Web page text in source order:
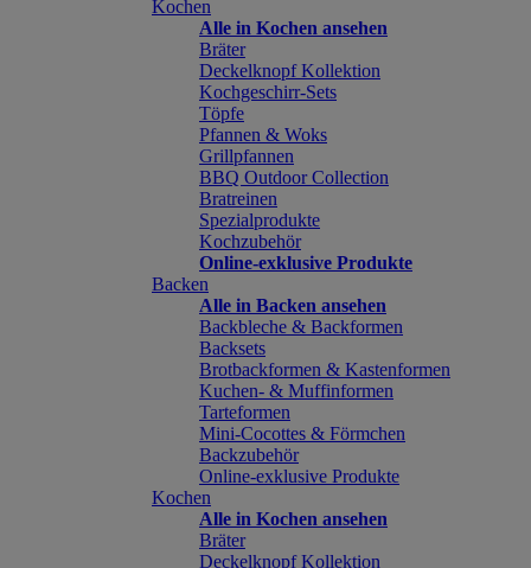
Kochen
Alle in Kochen ansehen
Bräter
Deckelknopf Kollektion
Kochgeschirr-Sets
Töpfe
Pfannen & Woks
Grillpfannen
BBQ Outdoor Collection
Bratreinen
Spezialprodukte
Kochzubehör
Online-exklusive Produkte
Backen
Alle in Backen ansehen
Backbleche & Backformen
Backsets
Brotbackformen & Kastenformen
Kuchen- & Muffinformen
Tarteformen
Mini-Cocottes & Förmchen
Backzubehör
Online-exklusive Produkte
Kochen
Alle in Kochen ansehen
Bräter
Deckelknopf Kollektion